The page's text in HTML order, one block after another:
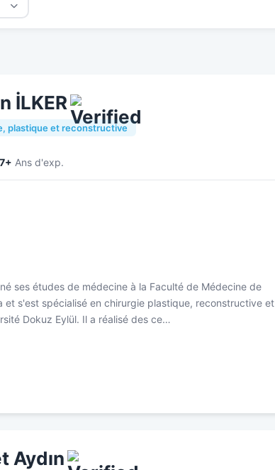
İLKER
plastique et reconstructive
Ans d'exp.
ses études de médecine à la Faculté de Médecine de
et s'est spécialisé en chirurgie plastique, reconstructive et
Dokuz Eylül. Il a réalisé des ce…
Aydın